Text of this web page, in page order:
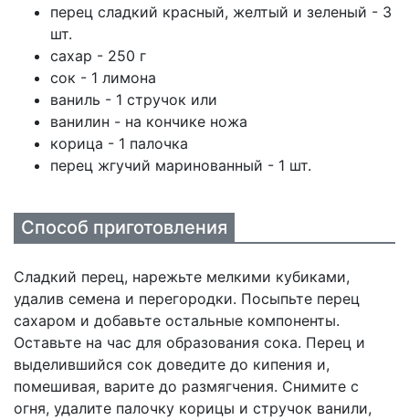
перец сладкий красный, желтый и зеленый - 3
шт.
сахар - 250 г
сок - 1 лимона
ваниль - 1 стручок или
ванилин - на кончике ножа
корица - 1 палочка
перец жгучий маринованный - 1 шт.
Способ приготовления
Сладкий перец, нарежьте мелкими кубиками,
удалив семена и перегородки. Посыпьте перец
сахаром и добавьте остальные компоненты.
Оставьте на час для образования сока. Перец и
выделившийся сок доведите до кипения и,
помешивая, варите до размягчения. Снимите с
огня, удалите палочку корицы и стручок ванили,